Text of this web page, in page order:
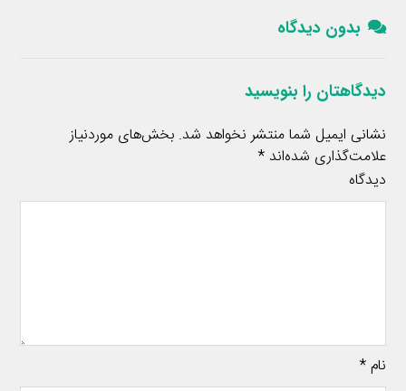
بدون دیدگاه
دیدگاهتان را بنویسید
نشانی ایمیل شما منتشر نخواهد شد. بخش‌های موردنیاز
علامت‌گذاری شده‌اند*
دیدگاه
نام*